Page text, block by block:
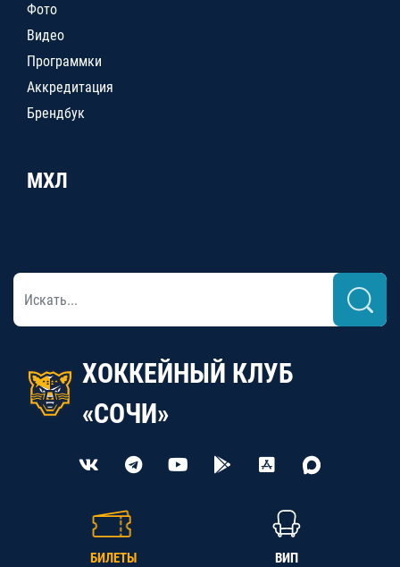
Фото
Видео
Программки
Аккредитация
Брендбук
МХЛ
ХОККЕЙНЫЙ КЛУБ
«СОЧИ»
БИЛЕТЫ ВИП